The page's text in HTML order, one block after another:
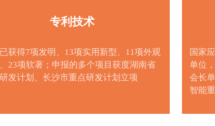
专利技术
获得7项发明、13项实用新型、11项外观
23项软著；申报的多个项目获度湖南省
发计划、长沙市重点研发计划立项
国家
单位
会长
智能